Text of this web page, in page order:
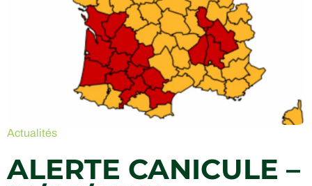
Actualités
ALERTE CANICULE –